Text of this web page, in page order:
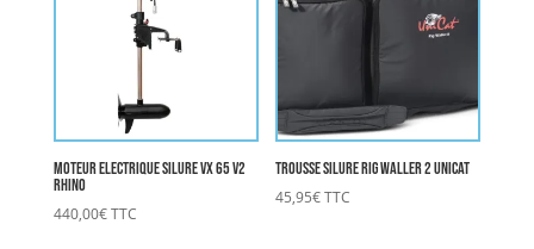
Moteur Electrique Silure VX 65 V2
RHINO
440,00€TTC
Trousse Silure Rig Waller 2 UNICAT
45,95€TTC